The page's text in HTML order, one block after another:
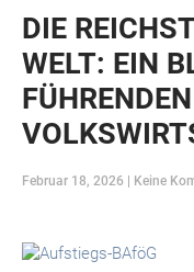
DIE
WELT: EIN
FÜHRENDEN
Februar 18, 2026 Keine